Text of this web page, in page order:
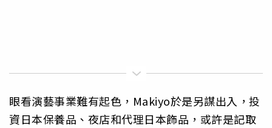
眼看演藝事業難有起色，Makiyo於是另謀出入，投
資日本保養品、夜店和代理日本飾品，或許是記取